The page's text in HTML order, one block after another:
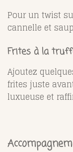
Pour un twist
cannelle et
Frites à la
Ajoutez
frites juste
luxueuse et